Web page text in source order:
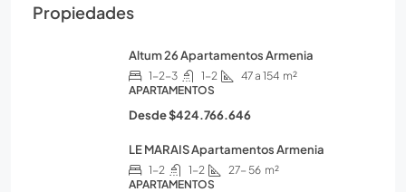
Propiedades
Altum 26 Apartamentos Armenia
1-2-3 1-2 47 a 154 m²
APARTAMENTOS
Desde$424.766.646
LE MARAIS Apartamentos Armenia
1-2 1-2 27- 56 m²
APARTAMENTOS